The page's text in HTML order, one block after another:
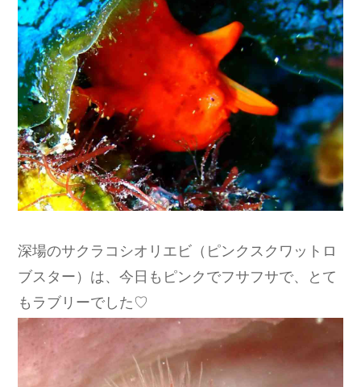
深場のサクラコシオリエビ（ピンクスクワットロ
ブスター）は、今日もピンクでフサフサで、とて
もラブリーでした♡